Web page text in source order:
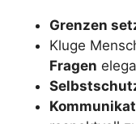
Grenzen
Kluge
Fragen